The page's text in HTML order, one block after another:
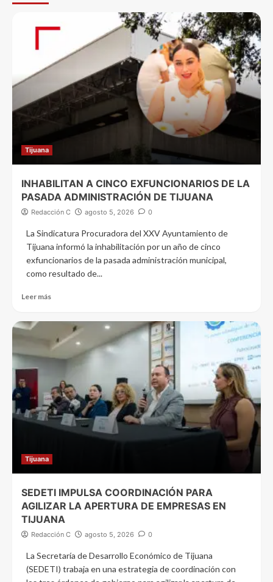
Tijuana
INHABILITAN A CINCO EXFUNCIONARIOS DE LA
PASADA ADMINISTRACIÓN DE TIJUANA
Redacción C agosto 5, 2026 0
La Sindicatura Procuradora del XXV Ayuntamiento de
Tijuana informó la inhabilitación por un año de cinco
exfuncionarios de la pasada administración municipal,
como resultado de...
Leer más
Tijuana
SEDETI IMPULSA COORDINACIÓN PARA
AGILIZAR LA APERTURA DE EMPRESAS EN
TIJUANA
Redacción C agosto 5, 2026 0
La Secretaría de Desarrollo Económico de Tijuana
(SEDETI) trabaja en una estrategia de coordinación con